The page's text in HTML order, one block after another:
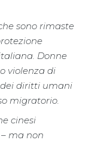
sono rimaste
Donne
violenza di
diritti umani
migratorio.
cinesi
ma non